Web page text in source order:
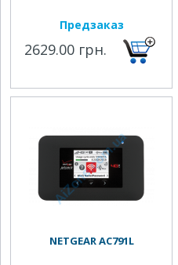
Предзаказ
2629.00 грн.
NETGEAR AC791L